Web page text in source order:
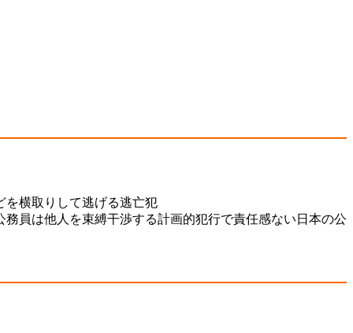
を横取りして逃げる逃亡犯
員は他人を束縛干渉する計画的犯行で責任感ない日本の公